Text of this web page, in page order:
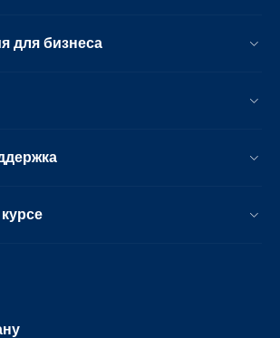
для бизнеса